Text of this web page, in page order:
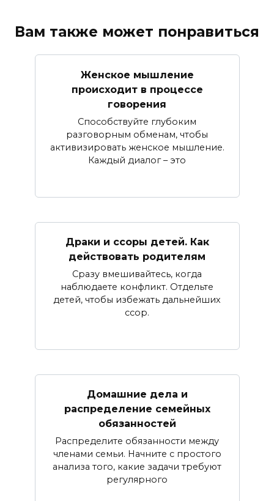
Вам также может понравиться
Женское мышление
происходит в процессе
говорения
Способствуйте глубоким
разговорным обменам, чтобы
активизировать женское мышление.
Каждый диалог – это
Драки и ссоры детей. Как
действовать родителям
Сразу вмешивайтесь, когда
наблюдаете конфликт. Отдельте
детей, чтобы избежать дальнейших
ссор.
Домашние дела и
распределение семейных
обязанностей
Распределите обязанности между
членами семьи. Начните с простого
анализа того, какие задачи требуют
регулярного